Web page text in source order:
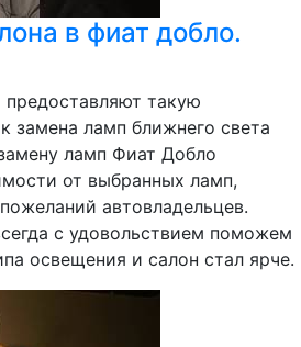
в фиат добло.
такую
замена ламп ближнего света
ламп Фиат Добло
от выбранных ламп,
автовладельцев.
с удовольствием поможем
освещения и салон стал ярче.